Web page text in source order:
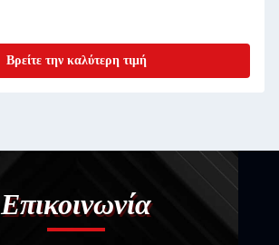
Βρείτε την καλύτερη τιμή
Επικοινωνία